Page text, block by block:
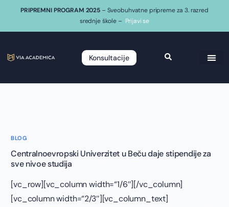
PRIPREMNI PROGRAM 2025 – Sveobuhvatne pripreme za 3. razred
srednje škole – Prijavi se
Konsultacije
BLOG
Centralnoevropski Univerzitet u Beču daje stipendije za
sve nivoe studija
[vc_row][vc_column width=“1/6″][/vc_column]
[vc_column width=“2/3″][vc_column_text]